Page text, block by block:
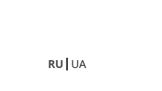
RU UA